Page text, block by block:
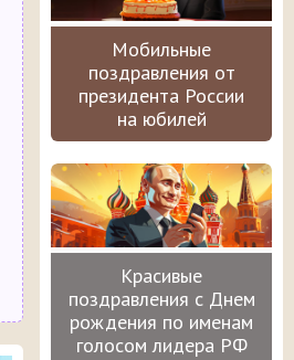
Мобильные
поздравления от
президента России
на юбилей
Красивые
поздравления с Днем
рождения по именам
голосом лидера РФ